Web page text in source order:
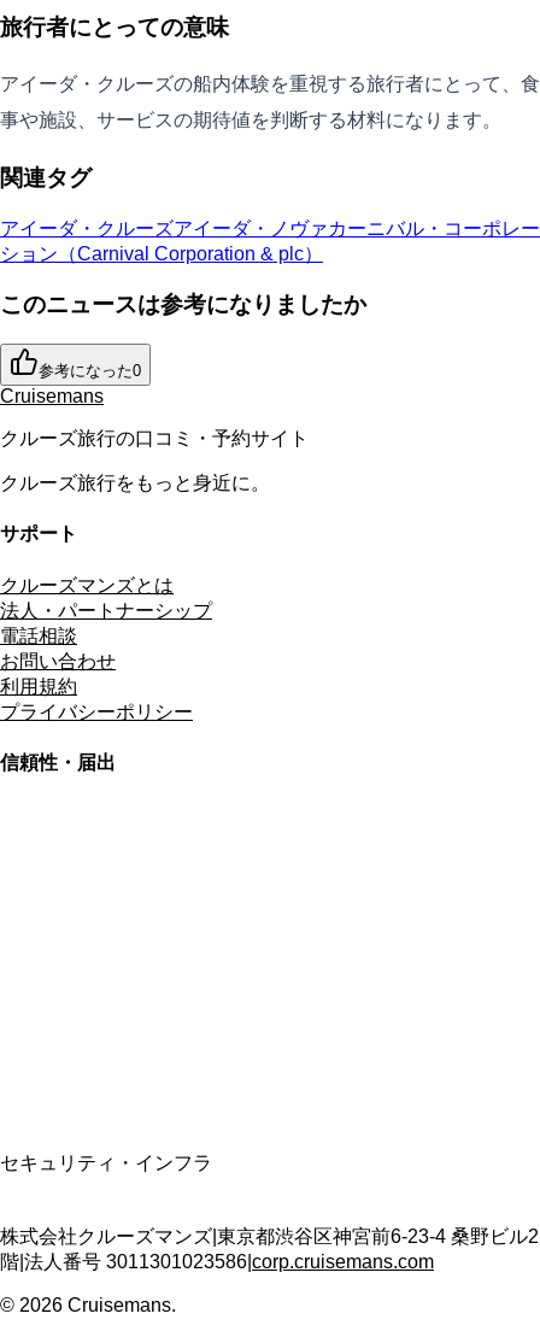
旅行者にとっての意味
アイーダ・クルーズの船内体験を重視する旅行者にとって、食
事や施設、サービスの期待値を判断する材料になります。
関連タグ
アイーダ・クルーズアイーダ・ノヴァカーニバル・コーポレー
ション（Carnival Corporation & plc）
このニュースは参考になりましたか
参考になった0
Cruisemans
クルーズ旅行の口コミ・予約サイト
クルーズ旅行をもっと身近に。
サポート
クルーズマンズとは
法人・パートナーシップ
電話相談
お問い合わせ
利用規約
プライバシーポリシー
信頼性・届出
セキュリティ・インフラ
株式会社クルーズマンズ 東京都渋谷区神宮前6-23-4 桑野ビル2
階 法人番号 3011301023586 corp.cruisemans.com
© 2026 Cruisemans.